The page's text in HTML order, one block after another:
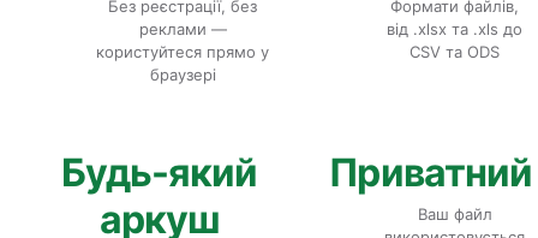
Без реєстрації, без
реклами —
користуйтеся прямо у
браузері
Формати файлів,
від .xlsx та .xls до
CSV та ODS
Будь-який
аркуш
Приватний
Ваш файл